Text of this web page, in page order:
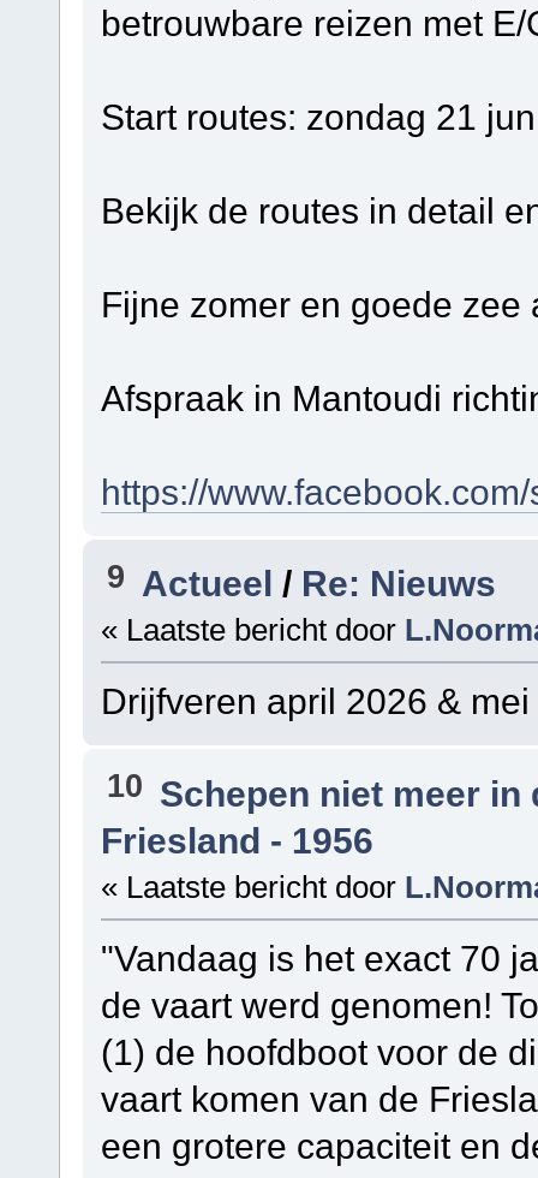
betrouwbare reizen met
Start routes: zondag 21
Bekijk de routes in detail
Fijne zomer en goede zee
Afspraak in Mantoudi
https://
9 Actueel / Re: Nieuws
« Laatste bericht door
Drijfveren april 2026 &
10 Schepen niet meer
Friesland - 1956
« Laatste bericht door
"Vandaag is het exact 70
de vaart werd genomen!
(1) de hoofdboot voor de
vaart komen van de
een grotere capaciteit en